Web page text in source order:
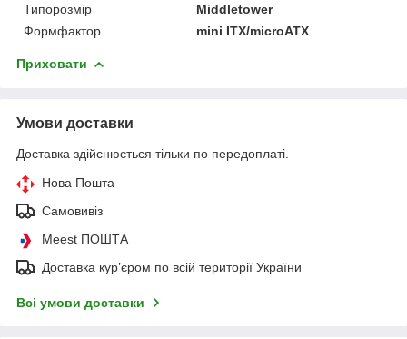
Типорозмір
Middletower
Формфактор
mini ITX/microATX
Приховати
Умови доставки
Доставка здійснюється тільки по передоплаті.
Нова Пошта
Самовивіз
Meest ПОШТА
Доставка кур’єром по всій території України
Всі умови доставки